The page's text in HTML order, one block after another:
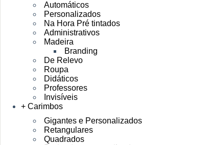
Automáticos
Personalizados
Na Hora Pré tintados
Administrativos
Madeira
Branding
De Relevo
Roupa
Didáticos
Professores
Invisíveis
+ Carimbos
Gigantes e Personalizados
Retangulares
Quadrados